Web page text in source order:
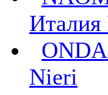
Италия
Nieri